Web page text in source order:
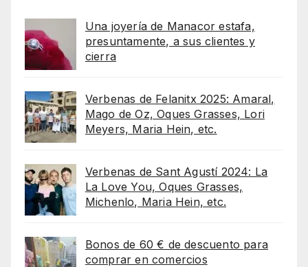
Una joyería de Manacor estafa,
presuntamente, a sus clientes y
cierra
Verbenas de Felanitx 2025: Amaral,
Mago de Oz, Oques Grasses, Lori
Meyers, Maria Hein, etc.
Verbenas de Sant Agustí 2024: La
La Love You, Oques Grasses,
Michenlo, Maria Hein, etc.
Bonos de 60 € de descuento para
comprar en comercios